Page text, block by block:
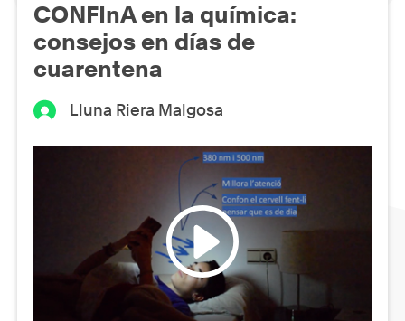
CONFInA en la química:
consejos en días de
cuarentena
Lluna Riera Malgosa